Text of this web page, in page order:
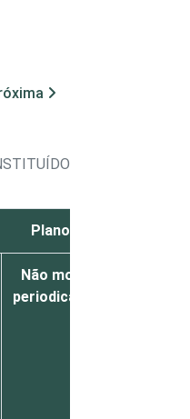
DE
Plano de segurança
Não monitora
periodicamente